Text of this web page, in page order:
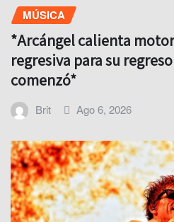
MÚSICA
*Arcángel calienta
regresiva para su
comenzó*
Brit Ago 6, 2026